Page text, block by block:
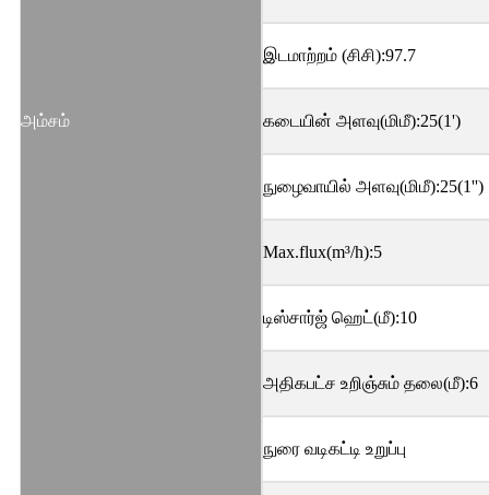
அம்சம்
இடமாற்றம் (சிசி):97.7
கடையின் அளவு(மிமீ):25(1')
நுழைவாயில் அளவு(மிமீ):25(1'')
Max.flux(m³/h):5
டிஸ்சார்ஜ் ஹெட்(மீ):10
அதிகபட்ச உறிஞ்சும் தலை(மீ):6
நுரை வடிகட்டி உறுப்பு